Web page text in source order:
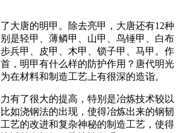
大唐的明甲。除去亮甲，大唐还有12种
是轻甲、薄鳞甲、山甲、鸟锤甲、白布
兵甲、皮甲、木甲、锁子甲、马甲。作
，明甲有什么样的防护作用？唐代明光
在材料和制造工艺上有很深的造诣。
有了很大的提高，特别是冶炼技术较以
如浇钢法的出现，使得冶炼出来的钢韧
艺的改进和复杂神秘的制造工艺，使得